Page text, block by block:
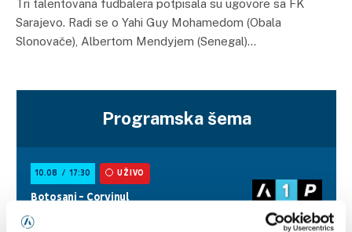
Tri talentovana fudbalera potpisala su ugovore sa FK
Sarajevo. Radi se o Yahi Guy Mohamedom (Obala
Slonovače), Albertom Mendyjem (Senegal)…
Programska šema